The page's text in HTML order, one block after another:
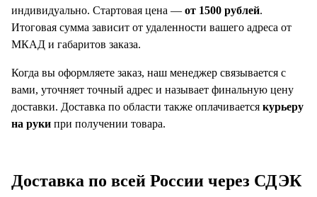
индивидуально. Стартовая цена — от 1500 рублей.
Итоговая сумма зависит от удаленности вашего адреса от
МКАД и габаритов заказа.
Когда вы оформляете заказ, наш менеджер связывается с
вами, уточняет точный адрес и называет финальную цену
доставки. Доставка по области также оплачивается курьеру
на руки при получении товара.
Доставка по всей России через СДЭК